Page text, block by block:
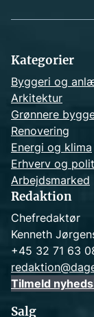
Kategorier
Byggeri og
Arkitektur
Grønnere
Renovering
Energi og klima
Erhverv og
Arbejdsmarked
Redaktion
Chefredaktør
Kenneth
+45 32 71 63
Tilmeld
Salg